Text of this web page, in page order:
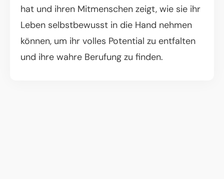
hat und ihren Mitmenschen zeigt, wie sie ihr
Leben selbstbewusst in die Hand nehmen
können, um ihr volles Potential zu entfalten
und ihre wahre Berufung zu finden.